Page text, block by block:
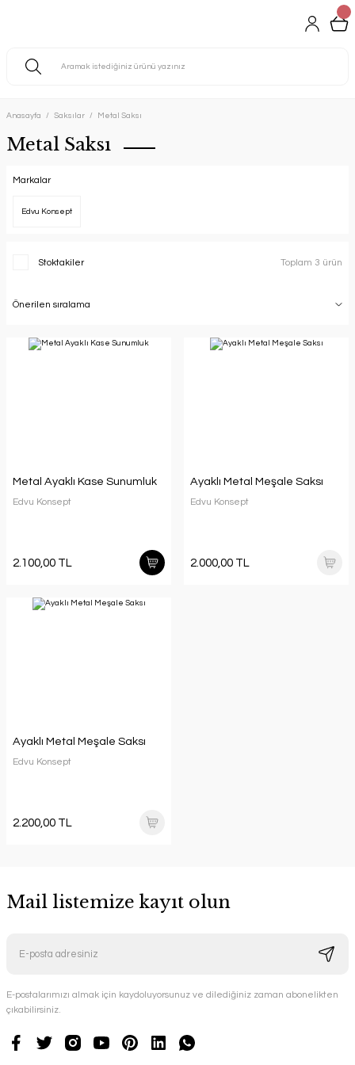
Anasayfa Saksılar Metal Saksı
Metal Saksı
Markalar
Edvu Konsept
Stoktakiler Toplam 3 ürün
Metal Ayaklı Kase Sunumluk
Edvu Konsept
2.100,00 TL
Ayaklı Metal Meşale Saksı
Edvu Konsept
2.000,00 TL
Ayaklı Metal Meşale Saksı
Edvu Konsept
2.200,00 TL
Mail listemize kayıt olun
E-postalarımızı almak için kaydoluyorsunuz ve dilediğiniz zaman abonelikten
çıkabilirsiniz.